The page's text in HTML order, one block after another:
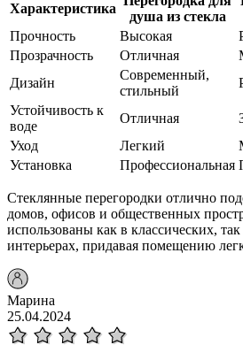
Характеристика
душа из стекла
Прочность
Высокая
Прозрачность
Отличная
Дизайн
Современный,
стильный
Устойчивость к
воде
Отличная
Уход
Легкий
Установка
Профессиональная
Стеклянные перегородки отлично
домов, офисов и общественных
использованы как в классических,
интерьерах, придавая помещению
Марина
25.04.2024